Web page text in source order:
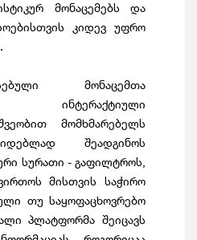
მონაცემებს და
კიდევ უფრო
მონაცემთა
ინტერაქტიული
მომხმარებელს
შეადგინოს
სურათი - გაფილტროს,
მისთვის საჭირო
თუ საყოფაცხოვრებო
პლატფორმა შეიცავს